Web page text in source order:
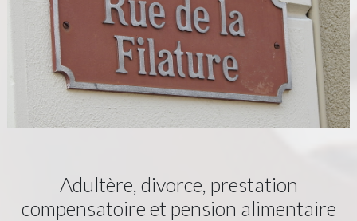
Adultère, divorce, prestation
compensatoire et pension alimentaire